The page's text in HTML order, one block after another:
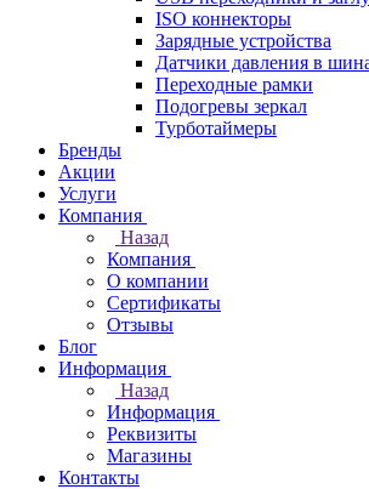
ISO коннекторы
Зарядные устройства
Датчики давления в
Переходные рамки
Подогревы зеркал
Турботаймеры
Бренды
Акции
Услуги
Компания
Назад
Компания
О компании
Сертификаты
Отзывы
Блог
Информация
Назад
Информация
Реквизиты
Магазины
Контакты